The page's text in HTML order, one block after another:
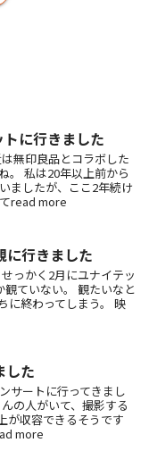
に行きました
無印良品とコラボした
。 私は20年以上前から
ましたが、ここ2年続け
read more
に行きました
っかく2月にユナイテッ
ていない。 観たいなと
に終わってしまう。 映
した
サートに行ってきまし
の人がいて、撮影する
が収容できるそうです
more